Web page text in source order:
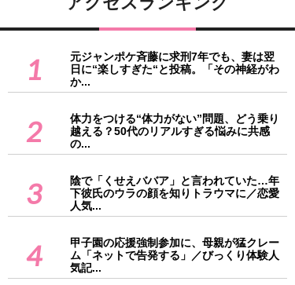
1
元ジャンポケ斉藤に求刑7年でも、妻は翌
日に“楽しすぎた“と投稿。「その神経がわ
か...
2
体力をつける“体力がない”問題、どう乗り
越える？50代のリアルすぎる悩みに共感
の...
3
陰で「くせえババア」と言われていた…年
下彼氏のウラの顔を知りトラウマに／恋愛
人気...
4
甲子園の応援強制参加に、母親が猛クレー
ム「ネットで告発する」／びっくり体験人
気記...